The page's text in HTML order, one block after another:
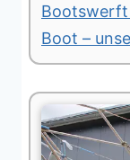
Bootswerft
Boot –